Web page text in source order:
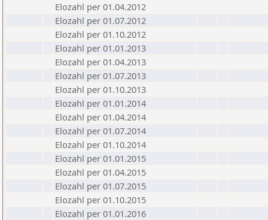
Elozahl per 01.04.2012
Elozahl per 01.07.2012
Elozahl per 01.10.2012
Elozahl per 01.01.2013
Elozahl per 01.04.2013
Elozahl per 01.07.2013
Elozahl per 01.10.2013
Elozahl per 01.01.2014
Elozahl per 01.04.2014
Elozahl per 01.07.2014
Elozahl per 01.10.2014
Elozahl per 01.01.2015
Elozahl per 01.04.2015
Elozahl per 01.07.2015
Elozahl per 01.10.2015
Elozahl per 01.01.2016